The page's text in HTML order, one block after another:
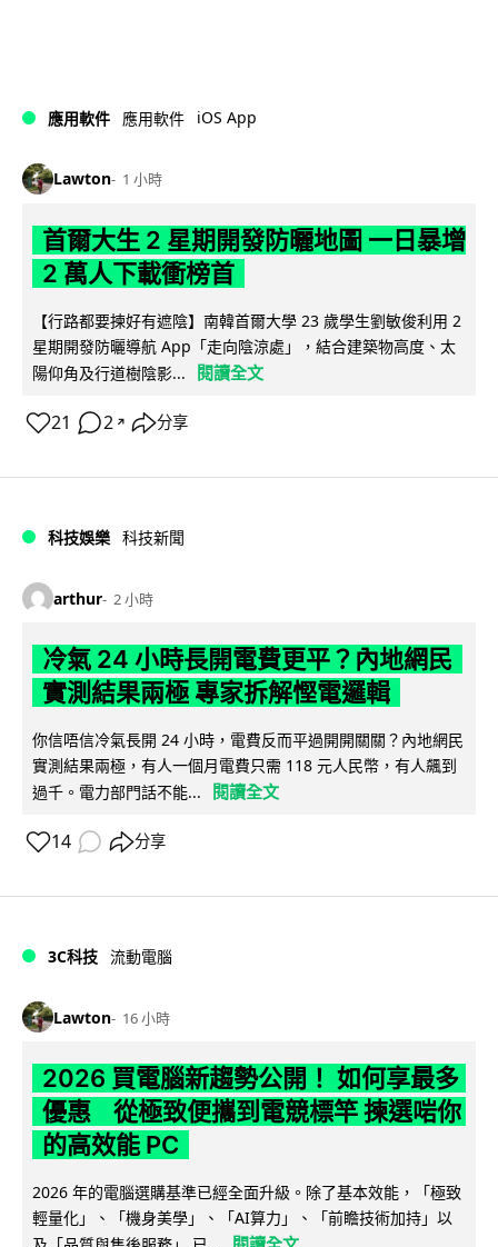
應用軟件 應用軟件 iOS App
Lawton 1 小時
首爾大生 2 星期開發防曬地圖 一日暴增
2 萬人下載衝榜首
【行路都要揀好有遮陰】南韓首爾大學 23 歲學生劉敏俊利用 2
星期開發防曬導航 App「走向陰涼處」，結合建築物高度、太
陽仰角及行道樹陰影...
閱讀全文
21 2 ↗ 分享
科技娛樂 科技新聞
arthur 2 小時
冷氣 24 小時長開電費更平？內地網民
實測結果兩極 專家拆解慳電邏輯
你信唔信冷氣長開 24 小時，電費反而平過開開關關？內地網民
實測結果兩極，有人一個月電費只需 118 元人民幣，有人飆到
過千。電力部門話不能...
閱讀全文
14 分享
3C科技 流動電腦
Lawton 16 小時
2026 買電腦新趨勢公開！ 如何享最多
優惠 從極致便攜到電競標竿 揀選啱你
的高效能 PC
2026 年的電腦選購基準已經全面升級。除了基本效能，「極致
輕量化」、「機身美學」、「AI算力」、「前瞻技術加持」以